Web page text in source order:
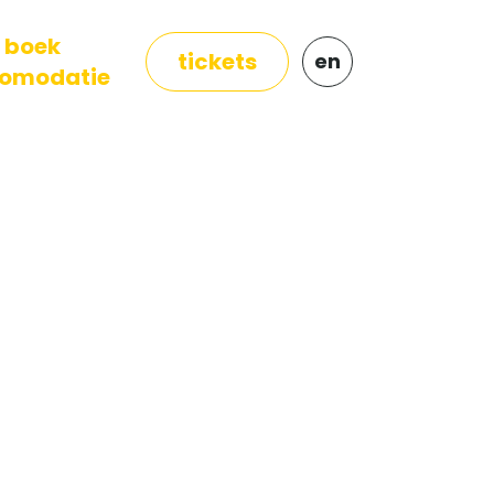
boek
tickets en